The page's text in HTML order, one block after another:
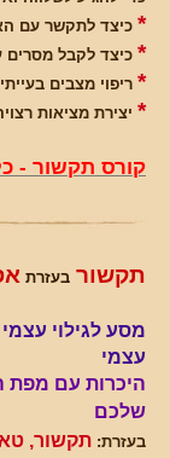
* כיצד לתקשר עם
* כיצד לקבל מסרים
* ריפוי מצבים
* יצירת מציאות
קורס תקשור -
תקשור בעזרת א
מסע לגילוי
עצמי
היכרות עם מפת
שלכם
בעזרת: תקשור,